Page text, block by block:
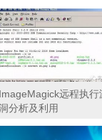
ImageMagick远程执行
分析及利用